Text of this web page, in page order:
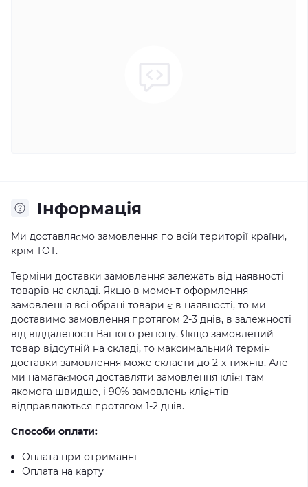
Iнформація
Ми доставляємо замовлення по всій території країни,
крім ТОТ.
Терміни доставки замовлення залежать від наявності
товарів на складі. Якщо в момент оформлення
замовлення всі обрані товари є в наявності, то ми
доставимо замовлення протягом 2-3 днів, в залежності
від віддаленості Вашого регіону. Якщо замовлений
товар відсутній на складі, то максимальний термін
доставки замовлення може скласти до 2-х тижнів. Але
ми намагаємося доставляти замовлення клієнтам
якомога швидше, і 90% замовлень клієнтів
відправляються протягом 1-2 днів.
Способи оплати:
Оплата при отриманні
Оплата на карту